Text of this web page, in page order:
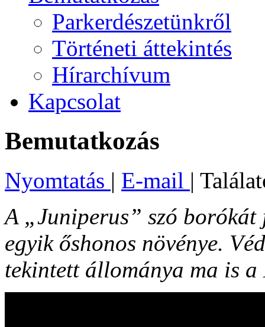
Parkerdészetünkről
Történeti áttekintés
Hírarchívum
Kapcsolat
Bemutatkozás
Nyomtatás | E-mail |
A „Juniperus” szó borókát
egyik őshonos növénye.
tekintett állománya ma is a